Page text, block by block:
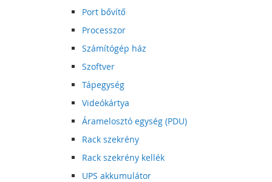
Port bővítő
Processzor
Számítógép ház
Szoftver
Tápegység
Videókártya
Áramelosztó egység (PDU)
Rack szekrény
Rack szekrény kellék
UPS akkumulátor